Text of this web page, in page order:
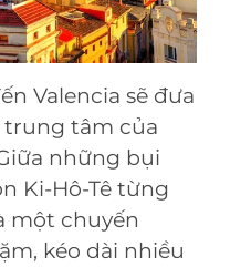
Valencia sẽ đưa
tâm của
những bụi
Ki-Hô-Tê từng
một chuyến
kéo dài nhiều